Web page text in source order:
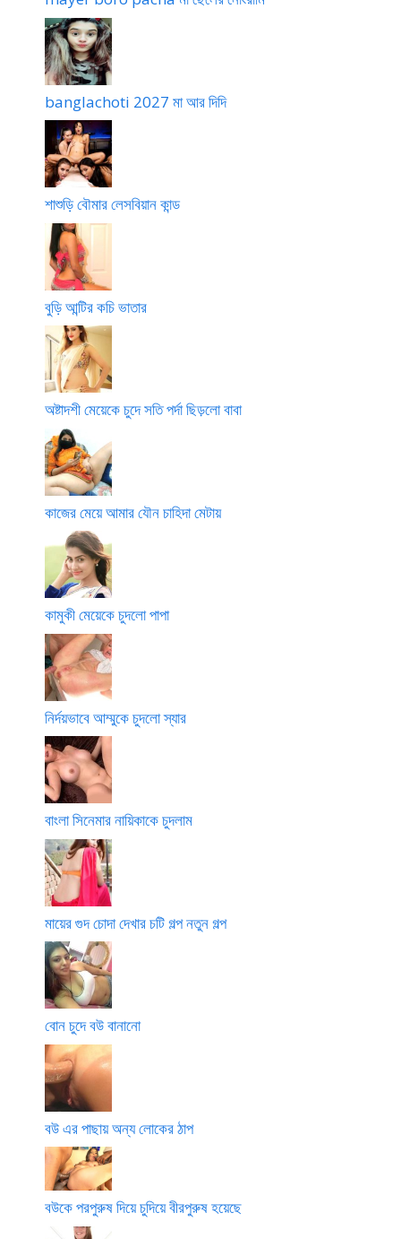
banglachoti 2027 মা আর দিদি
শাশুড়ি বৌমার লেসবিয়ান কান্ড
বুড়ি আন্টির কচি ভাতার
অষ্টাদশী মেয়েকে চুদে সতি পর্দা ছিড়লো বাবা
কাজের মেয়ে আমার যৌন চাহিদা মেটায়
কামুকী মেয়েকে চুদলো পাপা
নির্দয়ভাবে আম্মুকে চুদলো স্যার
বাংলা সিনেমার নায়িকাকে চুদলাম
মায়ের গুদ চোদা দেখার চটি গল্প নতুন গল্প
বোন চুদে বউ বানানো
বউ এর পাছায় অন্য লোকের ঠাপ
বউকে পরপুরুষ দিয়ে চুদিয়ে বীরপুরুষ হয়েছে